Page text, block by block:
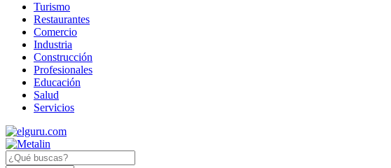
Turismo
Restaurantes
Comercio
Industria
Construcción
Profesionales
Educación
Salud
Servicios